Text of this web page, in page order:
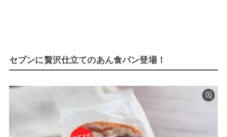
セブンに贅沢仕立てのあん食パン登場！